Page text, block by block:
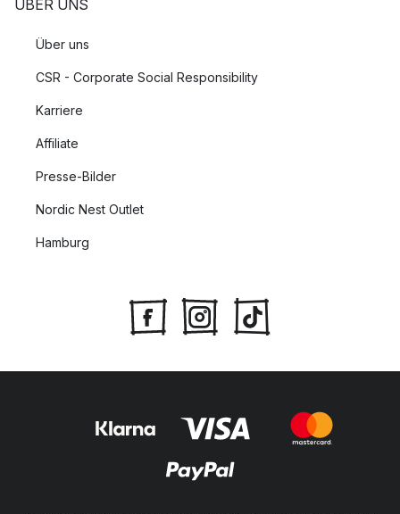
ÜBER UNS
Über uns
CSR - Corporate Social Responsibility
Karriere
Affiliate
Presse-Bilder
Nordic Nest Outlet
Hamburg